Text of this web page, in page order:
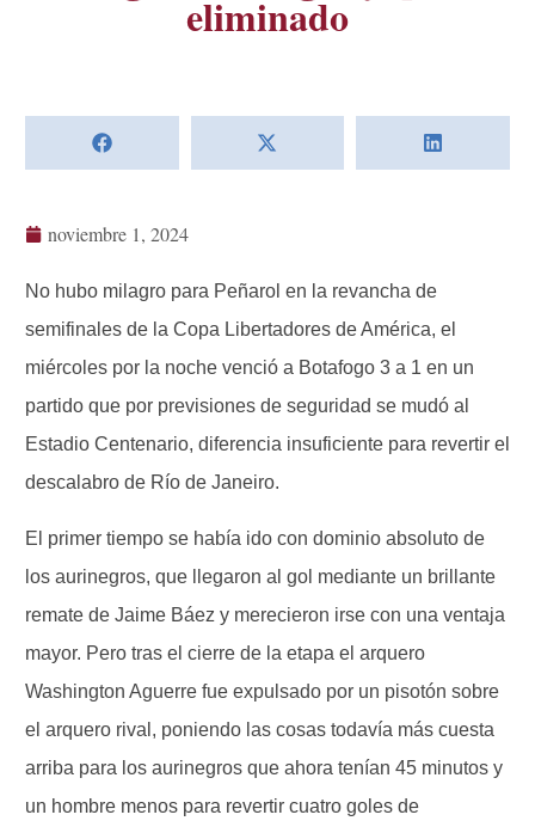
eliminado
noviembre 1, 2024
No hubo milagro para Peñarol en la revancha de
semifinales de la Copa Libertadores de América, el
miércoles por la noche venció a Botafogo 3 a 1 en un
partido que por previsiones de seguridad se mudó al
Estadio Centenario, diferencia insuficiente para revertir el
descalabro de Río de Janeiro.
El primer tiempo se había ido con dominio absoluto de
los aurinegros, que llegaron al gol mediante un brillante
remate de Jaime Báez y merecieron irse con una ventaja
mayor. Pero tras el cierre de la etapa el arquero
Washington Aguerre fue expulsado por un pisotón sobre
el arquero rival, poniendo las cosas todavía más cuesta
arriba para los aurinegros que ahora tenían 45 minutos y
un hombre menos para revertir cuatro goles de